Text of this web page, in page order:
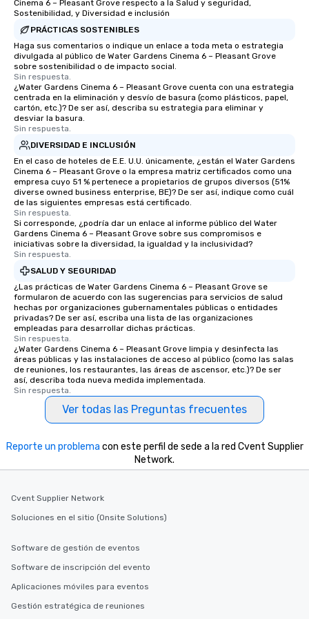
of from the moment the tour is
booked to the minute it concludes.
have nothing to worry about. Just
remember to submit ahead of the tour
date any dietary restrictions and food
allergies for anyone in your group.
Feel Like a VIP at Each Stop With Lip
Smacking Foodie Tours, you and your
group members never have to worry
restaurant or being shown to a less
than desirable table. On our tours,
everyone is treated like a VIP with
immediate seating upon arrival.
What’s more, your group may receive
a special warm welcome personally
from the restaurant chef. Menus can
be printed featuring your logo, too,
which can be an added bonus for all
those Instagram moments you share.
For added ease, we can even arrange
transportation pick-up and drop-off,
as well as an event photographer. And
for groups that desire an extra luxe
experience, we can also arrange for
an evening helicopter ride over the
glittering lights of The Strip. A
Memorable Experience for All Lip
to gather and dine that few have
experienced, and all are sure to
last. It’s an experience that attendees
will reminisce about long after they
One of the best reasons to book is the
restaurants are within an easy
walking distance of each other. The
Cinema 6 – Pleasant Grove respecto a la Salud y seguridad,
Sostenibilidad, y Diversidad e inclusión
PRÁCTICAS SOSTENIBLES
Haga sus comentarios o indique un enlace a toda meta o estrategia
divulgada al público de Water Gardens Cinema 6 – Pleasant Grove
sobre sostenibilidad o de impacto social.
Sin respuesta.
¿Water Gardens Cinema 6 – Pleasant Grove cuenta con una estrategia
centrada en la eliminación y desvío de basura (como plásticos, papel,
cartón, etc.)? De ser así, describa su estrategia para eliminar y
desviar la basura.
Sin respuesta.
DIVERSIDAD E INCLUSIÓN
En el caso de hoteles de E.E. U.U. únicamente, ¿están el Water Gardens
Cinema 6 – Pleasant Grove o la empresa matriz certificados como una
empresa cuyo 51 % pertenece a propietarios de grupos diversos (51%
diverse owned business enterprise, BE)? De ser así, indique como cuál
de las siguientes empresas está certificado.
Sin respuesta.
Si corresponde, ¿podría dar un enlace al informe público del Water
Gardens Cinema 6 – Pleasant Grove sobre sus compromisos e
iniciativas sobre la diversidad, la igualdad y la inclusividad?
Sin respuesta.
SALUD Y SEGURIDAD
¿Las prácticas de Water Gardens Cinema 6 – Pleasant Grove se
formularon de acuerdo con las sugerencias para servicios de salud
hechas por organizaciones gubernamentales públicas o entidades
privadas? De ser así, escriba una lista de las organizaciones
empleadas para desarrollar dichas prácticas.
Sin respuesta.
¿Water Gardens Cinema 6 – Pleasant Grove limpia y desinfecta las
áreas públicas y las instalaciones de acceso al público (como las salas
de reuniones, los restaurantes, las áreas de ascensor, etc.)? De ser
así, describa toda nueva medida implementada.
Sin respuesta.
Ver todas las Preguntas frecuentes
Reporte un problema con este perfil de sede a la red Cvent Supplier
Network.
Cvent Supplier Network
Soluciones en el sitio (Onsite Solutions)
Software de gestión de eventos
Software de inscripción del evento
Aplicaciones móviles para eventos
Gestión estratégica de reuniones